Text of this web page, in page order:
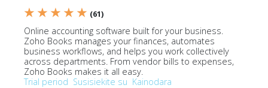
★ ★ ★ ★ ★ (61)
Online accounting software built for your business.
Zoho Books manages your finances, automates
business workflows, and helps you work collectively
across departments. From vendor bills to expenses,
Zoho Books makes it all easy.
Trial period Susisiekite su Kainodara